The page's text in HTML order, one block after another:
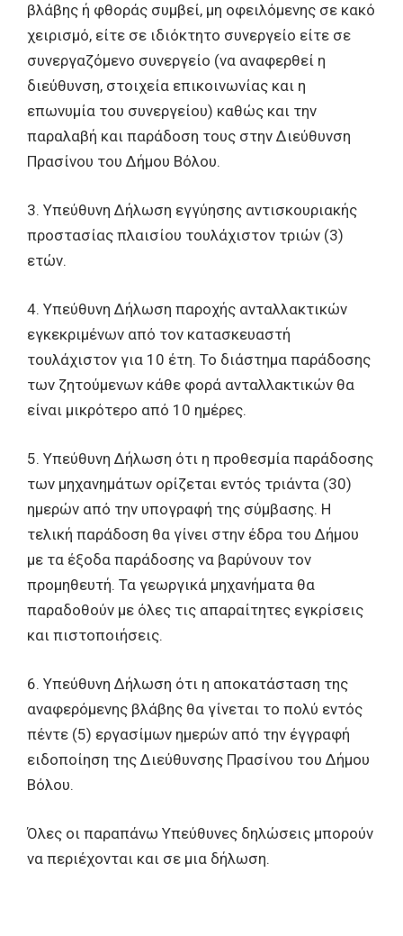
βλάβης ή φθοράς συμβεί, μη οφειλόμενης σε κακό
χειρισμό, είτε σε ιδιόκτητο συνεργείο είτε σε
συνεργαζόμενο συνεργείο (να αναφερθεί η
διεύθυνση, στοιχεία επικοινωνίας και η
επωνυμία του συνεργείου) καθώς και την
παραλαβή και παράδοση τους στην Διεύθυνση
Πρασίνου του Δήμου Βόλου.
3. Υπεύθυνη Δήλωση εγγύησης αντισκουριακής
προστασίας πλαισίου τουλάχιστον τριών (3)
ετών.
4. Υπεύθυνη Δήλωση παροχής ανταλλακτικών
εγκεκριμένων από τον κατασκευαστή
τουλάχιστον για 10 έτη. Το διάστημα παράδοσης
των ζητούμενων κάθε φορά ανταλλακτικών θα
είναι μικρότερο από 10 ημέρες.
5. Υπεύθυνη Δήλωση ότι η προθεσμία παράδοσης
των μηχανημάτων ορίζεται εντός τριάντα (30)
ημερών από την υπογραφή της σύμβασης. Η
τελική παράδοση θα γίνει στην έδρα του Δήμου
με τα έξοδα παράδοσης να βαρύνουν τον
προμηθευτή. Τα γεωργικά μηχανήματα θα
παραδοθούν με όλες τις απαραίτητες εγκρίσεις
και πιστοποιήσεις.
6. Υπεύθυνη Δήλωση ότι η αποκατάσταση της
αναφερόμενης βλάβης θα γίνεται το πολύ εντός
πέντε (5) εργασίμων ημερών από την έγγραφή
ειδοποίηση της Διεύθυνσης Πρασίνου του Δήμου
Βόλου.
Όλες οι παραπάνω Υπεύθυνες δηλώσεις μπορούν
να περιέχονται και σε μια δήλωση.